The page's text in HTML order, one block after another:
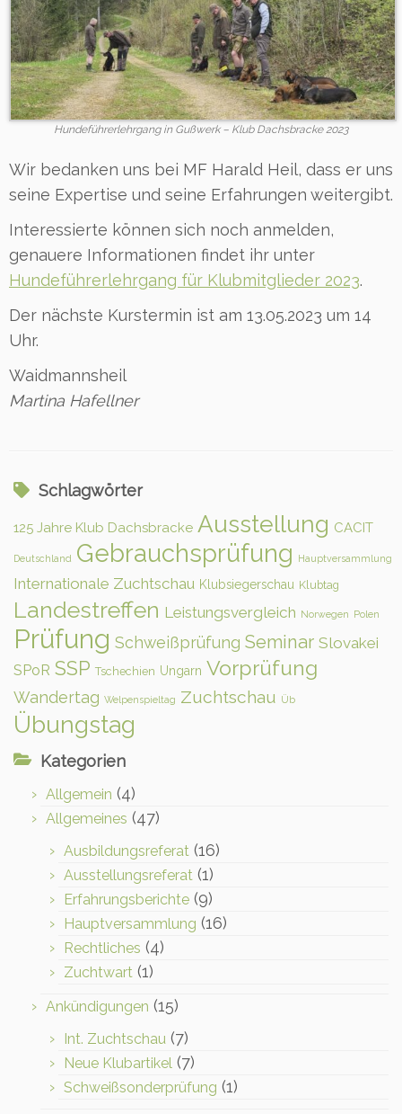
Hundeführerlehrgang in Gußwerk – Klub Dachsbracke 2023
Wir bedanken uns bei MF Harald Heil, dass er uns
seine Expertise und seine Erfahrungen weitergibt.
Interessierte können sich noch anmelden,
genauere Informationen findet ihr unter
Hundeführerlehrgang für Klubmitglieder 2023.
Der nächste Kurstermin ist am 13.05.2023 um 14
Uhr.
Waidmannsheil
Martina Hafellner
Schlagwörter
125 Jahre Klub Dachsbracke Ausstellung CACIT
Deutschland Gebrauchsprüfung Hauptversammlung
Internationale Zuchtschau Klubsiegerschau Klubtag
Landestreffen Leistungsvergleich Norwegen Polen
Prüfung Schweißprüfung Seminar Slovakei
SPoR SSP Tschechien Ungarn Vorprüfung
Wandertag Welpenspieltag Zuchtschau Üb
Übungstag
Kategorien
Allgemein (4)
Allgemeines (47)
Ausbildungsreferat (16)
Ausstellungsreferat (1)
Erfahrungsberichte (9)
Hauptversammlung (16)
Rechtliches (4)
Zuchtwart (1)
Ankündigungen (15)
Int. Zuchtschau (7)
Neue Klubartikel (7)
Schweißsonderprüfung (1)